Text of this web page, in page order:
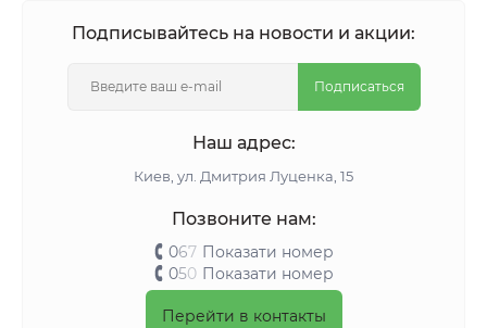
Подписывайтесь на новости и акции:
Подписаться
Наш адрес:
Киeв, ул. Дмитрия Луценка, 15
Позвоните нам:
067 Показати номер
050 Показати номер
Перейти в контакты